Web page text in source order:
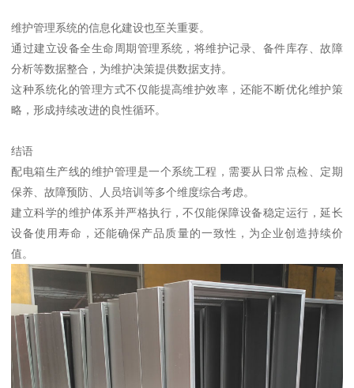
维护管理系统的信息化建设也至关重要。
通过建立设备全生命周期管理系统，将维护记录、备件库存、故障
分析等数据整合，为维护决策提供数据支持。
这种系统化的管理方式不仅能提高维护效率，还能不断优化维护策
略，形成持续改进的良性循环。
结语
配电箱生产线的维护管理是一个系统工程，需要从日常点检、定期
保养、故障预防、人员培训等多个维度综合考虑。
建立科学的维护体系并严格执行，不仅能保障设备稳定运行，延长
设备使用寿命，还能确保产品质量的一致性，为企业创造持续价
值。